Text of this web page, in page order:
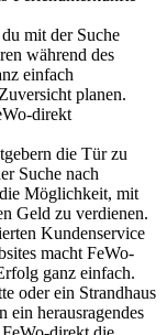
mit der Suche
während des
einfach
planen.
direkt
die Tür zu
Suche nach
Möglichkeit, mit
Geld zu verdienen.
Kundenservice
macht FeWo-
ganz einfach.
oder ein Strandhaus
herausragendes